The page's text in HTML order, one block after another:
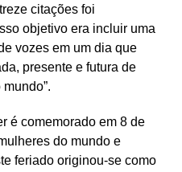
citações foi
objetivo era incluir uma
vozes em um dia que
presente e futura de
é comemorado em 8 de
do mundo e
feriado originou-se como